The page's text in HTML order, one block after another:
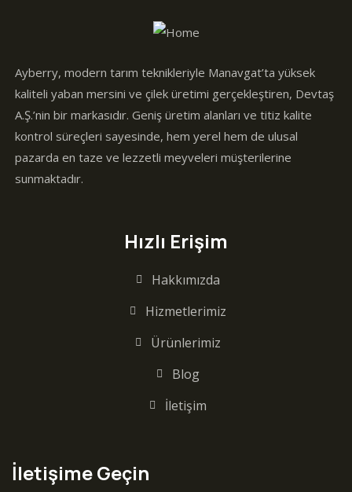
Ayberry, modern tarım teknikleriyle Manavgat’ta yüksek
kaliteli yaban mersini ve çilek üretimi gerçekleştiren, Devtaş
A.Ş.’nin bir markasıdır. Geniş üretim alanları ve titiz kalite
kontrol süreçleri sayesinde, hem yerel hem de ulusal
pazarda en taze ve lezzetli meyveleri müşterilerine
sunmaktadır.
Hızlı Erişim
Hakkımızda
Hizmetlerimiz
Ürünlerimiz
Blog
İletişim
İletişime Geçin